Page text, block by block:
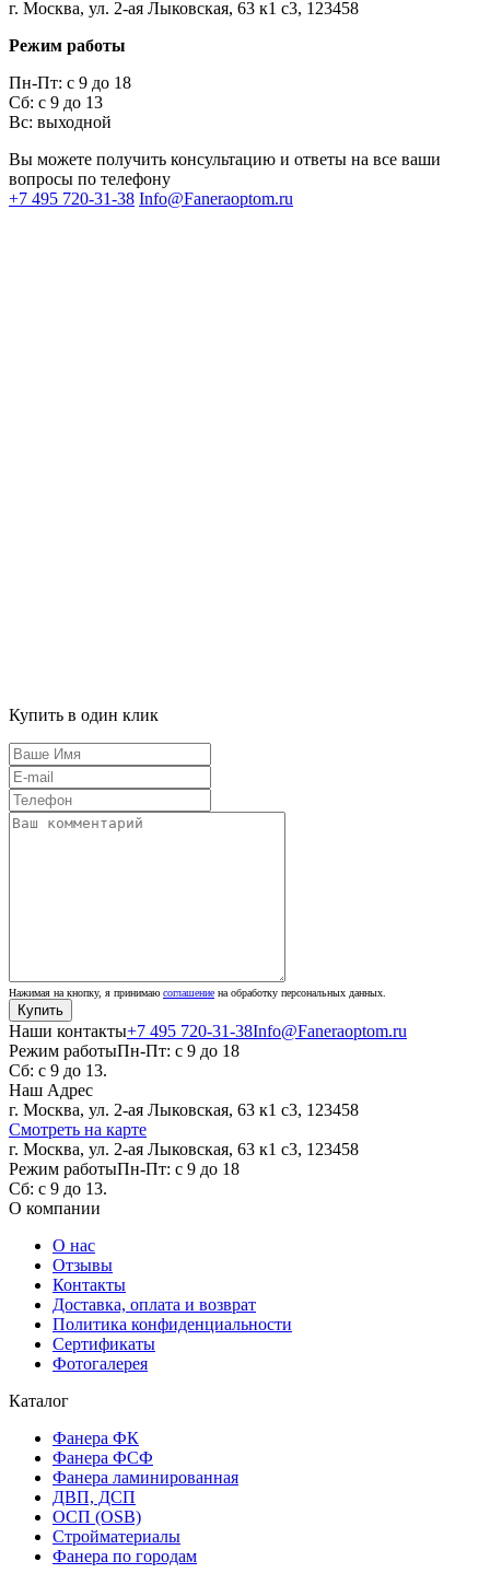
г. Москва, ул. 2-ая Лыковская, 63 к1 с3, 123458
Режим работы
Пн-Пт: с 9 до 18
Сб: с 9 до 13
Вс: выходной
Вы можете получить консультацию и ответы на все ваши
вопросы по телефону
+7 495 720-31-38 Info@Faneraoptom.ru
Купить в один клик
Нажимая на кнопку, я принимаю соглашение на обработку персональных данных.
Наши контакты+7 495 720-31-38Info@Faneraoptom.ru
Режим работыПн-Пт: с 9 до 18
Сб: с 9 до 13.
Наш Адрес
г. Москва, ул. 2-ая Лыковская, 63 к1 с3, 123458
Смотреть на карте
г. Москва, ул. 2-ая Лыковская, 63 к1 с3, 123458
Режим работыПн-Пт: с 9 до 18
Сб: с 9 до 13.
О компании
О нас
Отзывы
Контакты
Доставка, оплата и возврат
Политика конфиденциальности
Сертификаты
Фотогалерея
Каталог
Фанера ФК
Фанера ФСФ
Фанера ламинированная
ДВП, ДСП
ОСП (OSB)
Стройматериалы
Фанера по городам